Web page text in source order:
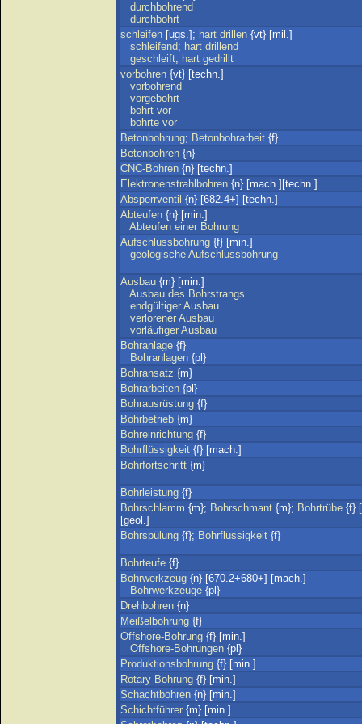
durchbohrend
durchbohrt
schleifen [ugs.]; hart drillen {vt} [mil.]
schleifend; hart drillend
geschleift; hart gedrillt
vorbohren {vt} [techn.]
vorbohrend
vorgebohrt
bohrt vor
bohrte vor
Betonbohrung; Betonbohrarbeit {f}
Betonbohren {n}
CNC-Bohren {n} [techn.]
Elektronenstrahlbohren {n} [mach.][techn.]
Absperrventil {n} [682.4+] [techn.]
Abteufen {n} [min.]
Abteufen einer Bohrung
Aufschlussbohrung {f} [min.]
geologische Aufschlussbohrung
Ausbau {m} [min.]
Ausbau des Bohrstrangs
endgültiger Ausbau
verlorener Ausbau
vorläufiger Ausbau
Bohranlage {f}
Bohranlagen {pl}
Bohransatz {m}
Bohrarbeiten {pl}
Bohrausrüstung {f}
Bohrbetrieb {m}
Bohreinrichtung {f}
Bohrflüssigkeit {f} [mach.]
Bohrfortschritt {m}
Bohrleistung {f}
Bohrschlamm {m}; Bohrschmant {m}; Bohrtrübe {f}
[geol.]
Bohrspülung {f}; Bohrflüssigkeit {f}
Bohrteufe {f}
Bohrwerkzeug {n} [670.2+680+] [mach.]
Bohrwerkzeuge {pl}
Drehbohren {n}
Meißelbohrung {f}
Offshore-Bohrung {f} [min.]
Offshore-Bohrungen {pl}
Produktionsbohrung {f} [min.]
Rotary-Bohrung {f} [min.]
Schachtbohren {n} [min.]
Schichtführer {m} [min.]